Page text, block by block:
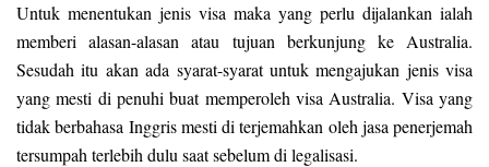
Untuk menentukan jenis visa maka yang perlu dijalankan ialah
memberi alasan-alasan atau tujuan berkunjung ke Australia.
Sesudah itu akan ada syarat-syarat untuk mengajukan jenis visa
yang mesti di penuhi buat memperoleh visa Australia. Visa yang
tidak berbahasa Inggris mesti di terjemahkan oleh jasa penerjemah
tersumpah terlebih dulu saat sebelum di legalisasi.